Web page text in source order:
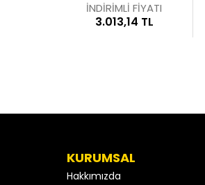
İNDİRİMLİ FİYATI
3.013,14 TL
KURUMSAL
Hakkımızda